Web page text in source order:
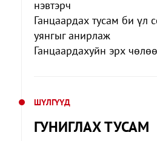
нэвтэрч
Ганцаардах тусам би үл
уянгыг анирлаж
Ганцаардахуйн эрх
ШҮЛГҮҮД
ГУНИГЛАХ ТУСАМ